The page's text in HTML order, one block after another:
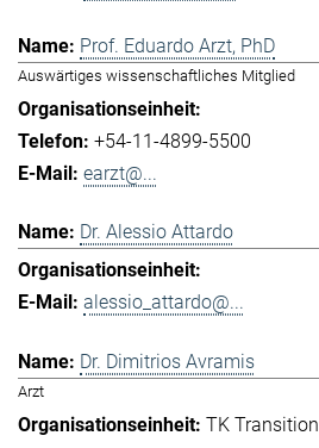
Prof. Eduardo Arzt, PhD
Auswärtiges wissenschaftliches Mitglied
+54-11-4899-5500
earzt@...
Dr. Alessio Attardo
alessio_attardo@...
Dr. Dimitrios Avramis
Arzt
TK Transition